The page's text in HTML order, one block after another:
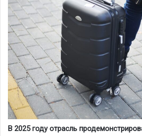
В 2025 году отрасль